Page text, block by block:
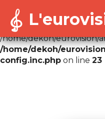
Warning
: Cannot modify
already sent by (output
/home/dekoh/eurovision/
/home/dekoh/
config.inc.php on line 23